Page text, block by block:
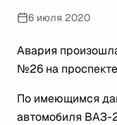
6 июля 2020
Авария
№26 на
По имеющимся
автомобиля ВАЗ-